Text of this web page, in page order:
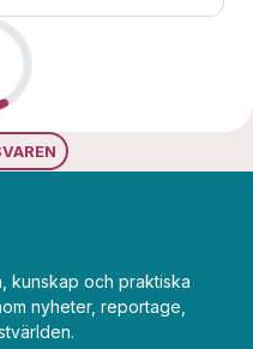
kunskap och praktiska
nyheter, reportage,